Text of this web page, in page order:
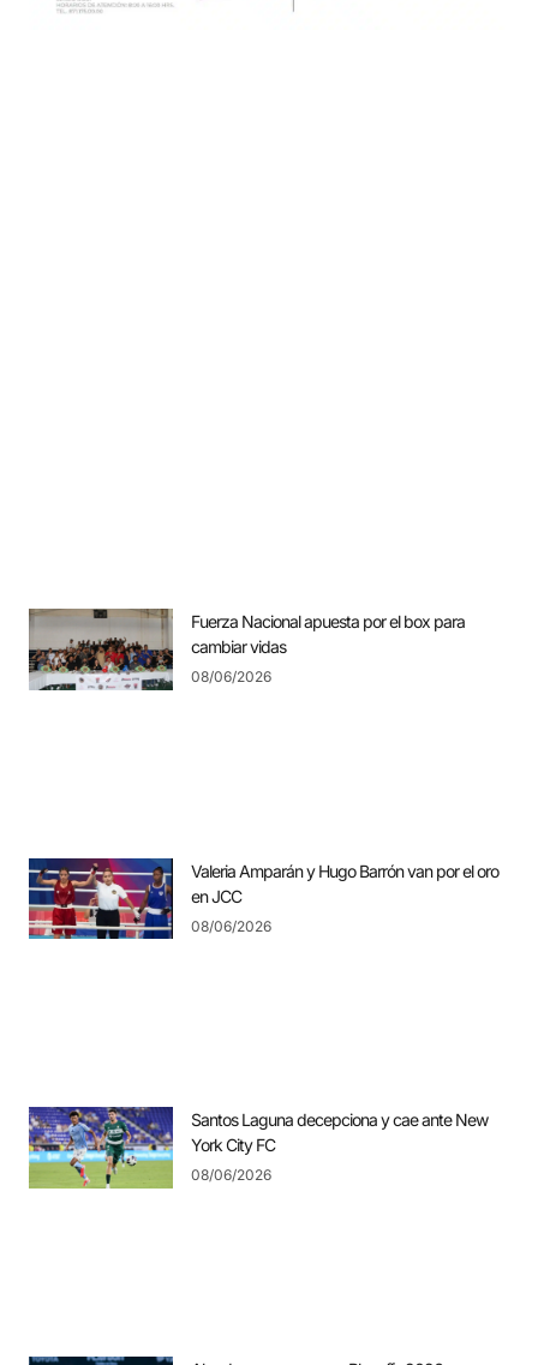
Fuerza Nacional apuesta por el box para
cambiar vidas
08/06/2026
Valeria Amparán y Hugo Barrón van por el oro
en JCC
08/06/2026
Santos Laguna decepciona y cae ante New
York City FC
08/06/2026